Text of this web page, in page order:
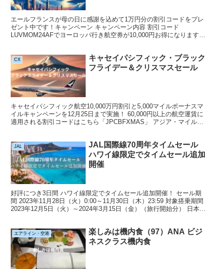
エールフランスが母の日に感謝を込めて1万円分の割引コードをプレ
ゼント中です！キャンペーン キャンペーン内容 割引コード
LUVMOM24AFでヨーロッパ行き航空券が10,000円お得になります。
CX
キャセイパシフィック・ブラック
フライデー＆クリスマスセール
キャセイパシフィック航空10,000万円割引と5,000マイルボーナスマ
イルキャンペーンを12月25日まで実施！ 60,000円以上の航空運賃に
適用される割引コードはこちら「JPCBFXMAS」 アジア・マイル会
JAL
JAL国際線70周年タイムセール
ハワイ線限定でタイムセール追加
開催
好評につき3日間 ハワイ線限定でタイムセール追加開催！ セール期
間 2023年11月28日（火）0:00～11月30日（木）23:59 対象搭乗期間
2023年12月5日（火）～2024年3月15日（金）（旅行開始分） 日本国
エアライン・空港
楽しみは機内食（97）ANA ビジ
ネスクラス機内食